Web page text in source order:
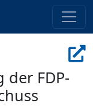
der FDP-